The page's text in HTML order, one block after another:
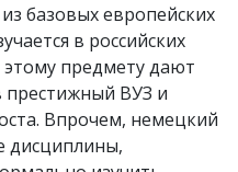
базовых европейских
в российских
предмету дают
престижный ВУЗ и
Впрочем, немецкий
дисциплины,